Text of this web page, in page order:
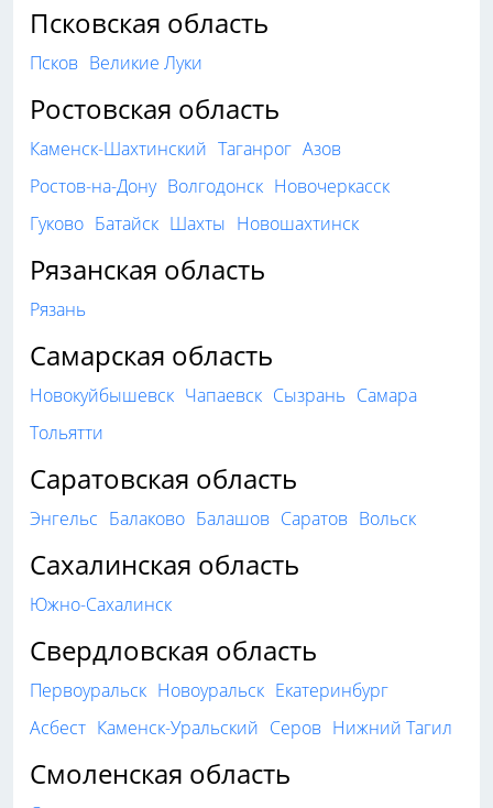
Псковская область
Псков Великие Луки
Ростовская область
Каменск-Шахтинский Таганрог Азов
Ростов-на-Дону Волгодонск Новочеркасск
Гуково Батайск Шахты Новошахтинск
Рязанская область
Рязань
Самарская область
Новокуйбышевск Чапаевск Сызрань Самара
Тольятти
Саратовская область
Энгельс Балаково Балашов Саратов Вольск
Сахалинская область
Южно-Сахалинск
Свердловская область
Первоуральск Новоуральск Екатеринбург
Асбест Каменск-Уральский Серов Нижний Тагил
Смоленская область